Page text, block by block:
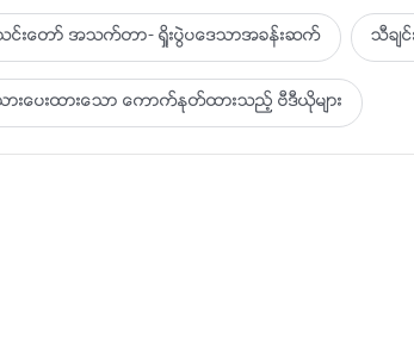
းေတာ္ အသက္တာ- ရႈိးပြဲပေဒသာအခန္းဆက္ သီခ်င္
းေပးထားေသာ ေကာက္ႏုတ္ထားသည့္ ဗီဒီယိုမ်ား